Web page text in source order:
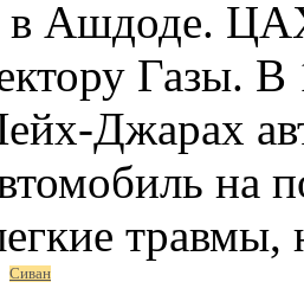
Ашдоде.
Газы.
Джарах
на
травмы,
Сиван